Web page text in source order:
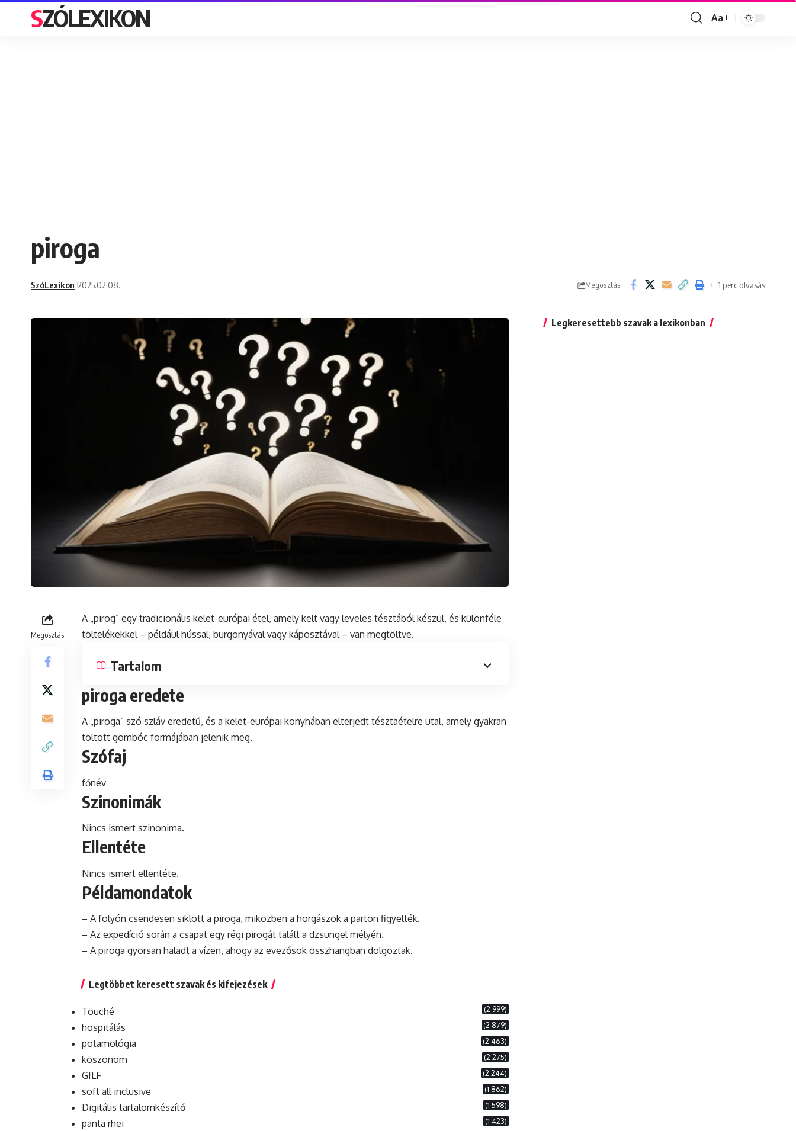
SZÓLEXIKON
Font
Aa
piroga
SzóLexikon 2025.02.08. Megosztás 1 perc olvasás
Megosztás
A „pirog” egy tradicionális kelet-európai étel, amely kelt vagy leveles tésztából készül, és különféle
töltelékekkel – például hússal, burgonyával vagy káposztával – van megtöltve.
Tartalom
piroga eredete
A „piroga” szó szláv eredetű, és a kelet-európai konyhában elterjedt tésztaételre utal, amely gyakran
töltött gombóc formájában jelenik meg.
Szófaj
főnév
Szinonimák
Nincs ismert szinonima.
Ellentéte
Nincs ismert ellentéte.
Példamondatok
– A folyón csendesen siklott a piroga, miközben a horgászok a parton figyelték.
– Az expedíció során a csapat egy régi pirogát talált a dzsungel mélyén.
– A piroga gyorsan haladt a vízen, ahogy az evezősök összhangban dolgoztak.
Legtöbbet keresett szavak és kifejezések
Touché (2 999)
hospitálás (2 879)
potamológia (2 463)
köszönöm (2 275)
GILF (2 244)
soft all inclusive (1 862)
Digitális tartalomkészítő (1 598)
panta rhei (1 423)
Legkeresettebb szavak a lexikonban